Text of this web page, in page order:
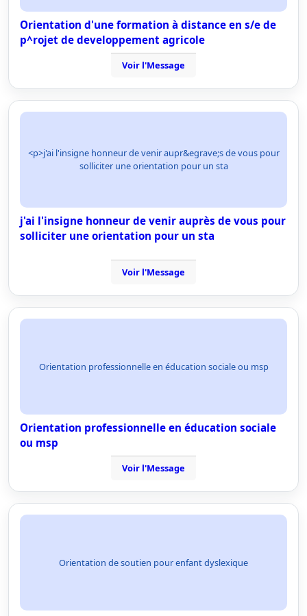
Orientation d'une formation à distance en s/e de
p^rojet de developpement agricole
Voir l'Message
<p>j'ai l'insigne honneur de venir aupr&egrave;s de vous pour
solliciter une orientation pour un sta
j'ai l'insigne honneur de venir auprès de vous pour
solliciter une orientation pour un sta
Voir l'Message
Orientation professionnelle en éducation sociale ou msp
Orientation professionnelle en éducation sociale
ou msp
Voir l'Message
Orientation de soutien pour enfant dyslexique